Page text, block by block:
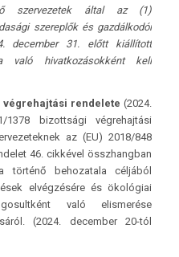
szervezetek által az (1)
szereplők és gazdálkodói
december 31. előtt kiállított
való hivatkozásokként kell
végrehajtási rendelete (2024.
bizottsági végrehajtási
az (EU) 2018/848
46. cikkével összhangban
történő behozatala céljából
elvégzésére és ökológiai
való elismerése
(2024. december 20-tól